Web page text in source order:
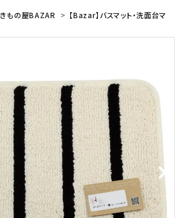
もの屋BAZAR > 【Bazar】バスマット・洗面台マ